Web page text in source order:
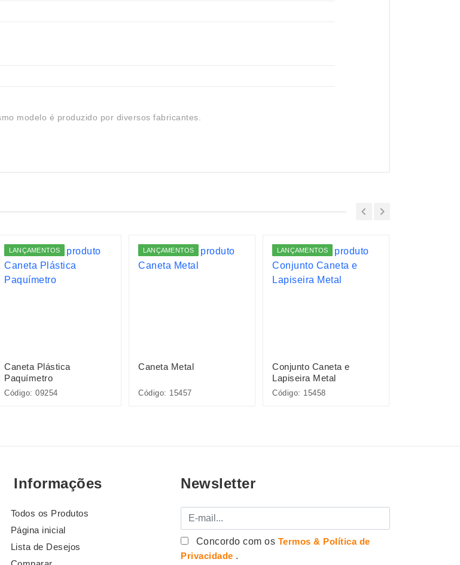
modelo é produzido por diversos fabricantes.
LANÇAMENTOS
Caneta Plástica
Paquímetro
Código: 09254
LANÇAMENTOS
Caneta Metal
Código: 15457
LANÇAMENTOS
Conjunto Caneta e
Lapiseira Metal
Código: 15458
Informações
Todos os Produtos
Página inicial
Lista de Desejos
Newsletter
E-mail
Concordo com os Termos & Política de
Privacidade .